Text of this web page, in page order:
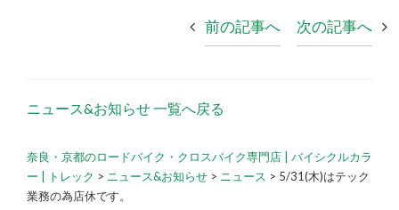
前の記事へ 次の記事へ
ニュース&お知らせ 一覧へ戻る
奈良・京都のロードバイク・クロスバイク専門店 | バイシクルカラ
ー | トレック > ニュース&お知らせ > ニュース > 5/31(木)はテック
業務の為店休です。